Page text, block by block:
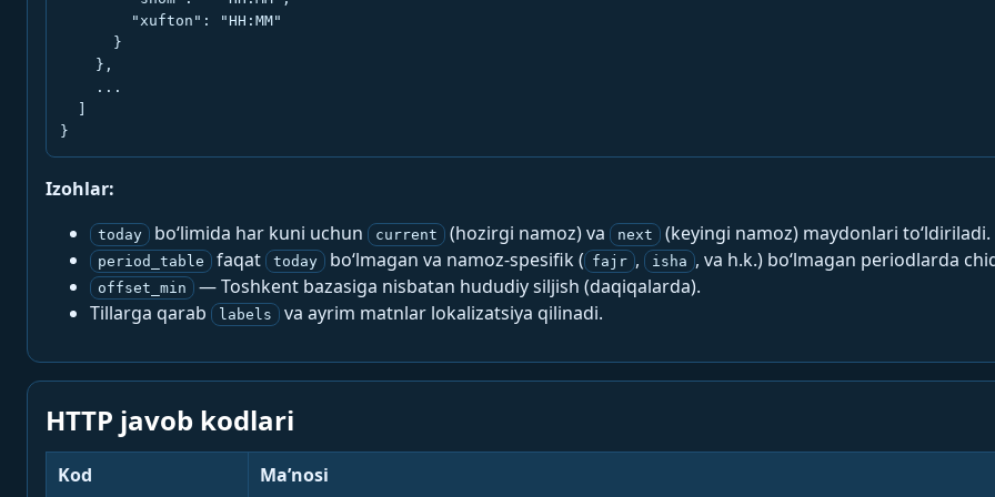
        "xufton": "HH:MM"
      }
    },
    ...
}
Izohlar:
today bo‘limida har kuni uchun current (hozirgi namoz) va next (keyingi namoz) maydonlari to‘ldiriladi.
period_table faqat today bo‘lmagan va namoz-spesifik ( fajr , isha , va h.k.) bo‘lmagan periodlarda
offset_min
— Toshkent bazasiga nisbatan hududiy siljish (daqiqalarda).
Tillarga qarab
labels va ayrim matnlar lokalizatsiya qilinadi.
HTTP javob kodlari
Kod Ma’nosi